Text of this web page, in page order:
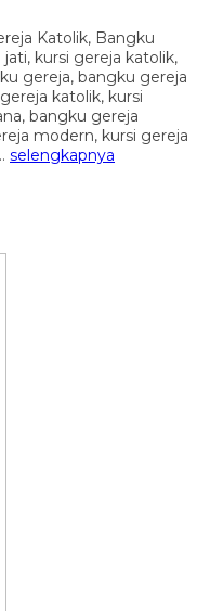
Katolik, Bangku
kursi gereja katolik,
gereja, bangku gereja
katolik, kursi
bangku gereja
modern, kursi gereja
selengkapnya